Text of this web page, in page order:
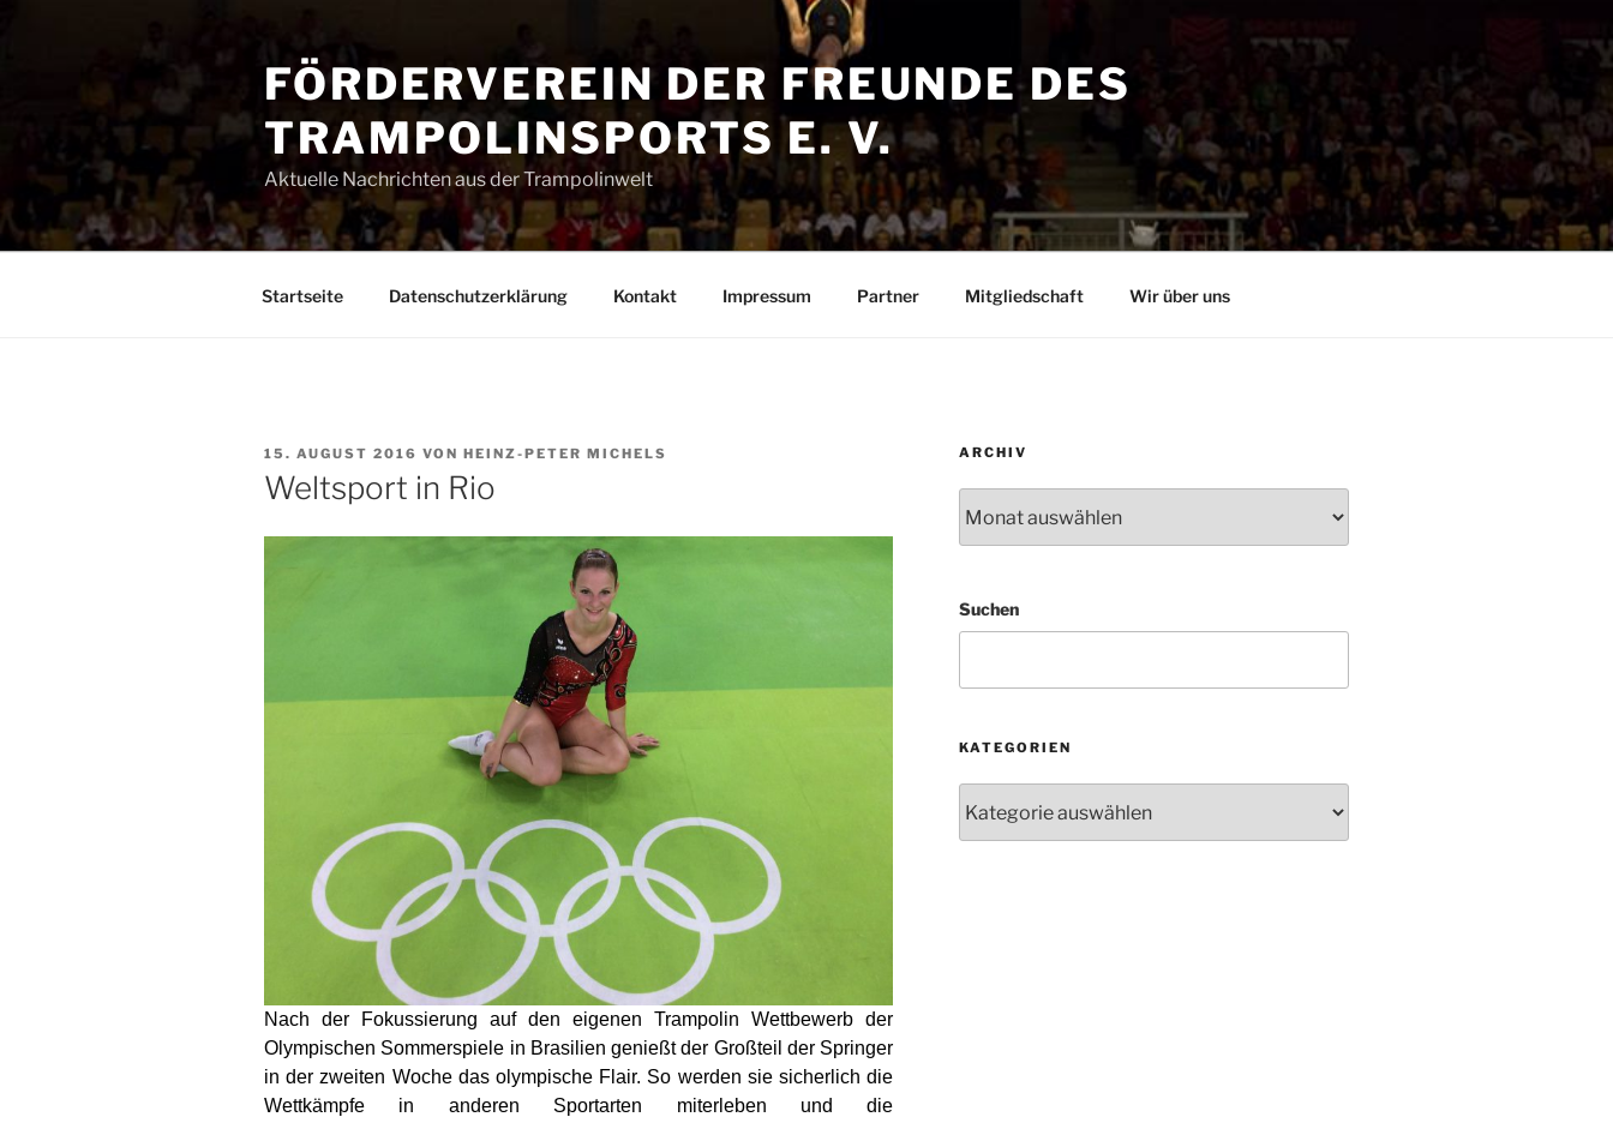
FÖRDERVEREIN DER FREUNDE DES
TRAMPOLINSPORTS E. V.
Aktuelle Nachrichten aus der Trampolinwelt
Startseite Datenschutzerklärung Kontakt Impressum Partner Mitgliedschaft Wir über uns
VERÖFFENTLICHT
AM
15. AUGUST 2016 VON HEINZ-PETER MICHELS
Weltsport in Rio
Nach der Fokussierung auf den eigenen Trampolin Wettbewerb der
Olympischen Sommerspiele in Brasilien genießt der Großteil der Springer
in der zweiten Woche das olympische Flair. So werden sie sicherlich die
Wettkämpfe in anderen Sportarten miterleben und die
ARCHIV
Suchen
KATEGORIEN